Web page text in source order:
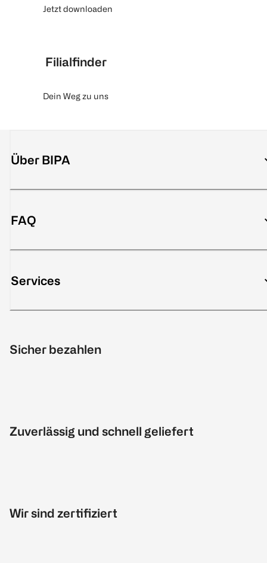
Jetzt downloaden
Filialfinder
Dein Weg zu uns
Über BIPA
FAQ
Services
Sicher bezahlen
Zuverlässig und schnell geliefert
Wir sind zertifiziert